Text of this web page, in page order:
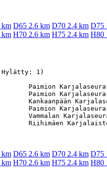
km D65 2.6 km D70 2.4 km D75
km H70 2.6 km H75 2.4 km H80
1)
Paimion
Paimion
Kankaanpään
Paimion
Vammalan
km D65 2.6 km D70 2.4 km D75
km H70 2.6 km H75 2.4 km H80